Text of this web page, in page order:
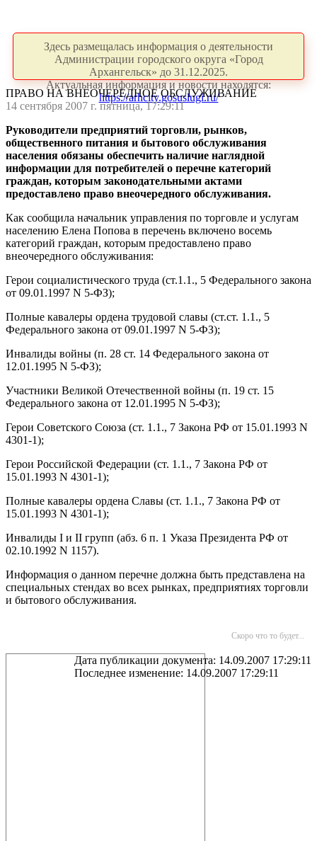
Здесь размещалась информация о деятельности
Администрации городского округа «Город
Архангельск» до 31.12.2025.
Актуальная информация и новости находятся:
https://arhcity.gosuslugi.ru/
ПРАВО НА ВНЕОЧЕРЕДНОЕ ОБСЛУЖИВАНИЕ
14 сентября 2007 г. пятница, 17:29:11
Руководители предприятий торговли, рынков,
общественного питания и бытового обслуживания
населения обязаны обеспечить наличие наглядной
информации для потребителей о перечне категорий
граждан, которым законодательными актами
предоставлено право внеочередного обслуживания.
Как сообщила начальник управления по торговле и услугам
населению Елена Попова в перечень включено восемь
категорий граждан, которым предоставлено право
внеочередного обслуживания:
Герои социалистического труда (ст.1.1., 5 Федерального закона
от 09.01.1997 N 5-ФЗ);
Полные кавалеры ордена трудовой славы (ст.ст. 1.1., 5
Федерального закона от 09.01.1997 N 5-ФЗ);
Инвалиды войны (п. 28 ст. 14 Федерального закона от
12.01.1995 N 5-ФЗ);
Участники Великой Отечественной войны (п. 19 ст. 15
Федерального закона от 12.01.1995 N 5-ФЗ);
Герои Советского Союза (ст. 1.1., 7 Закона РФ от 15.01.1993 N
4301-1);
Герои Российской Федерации (ст. 1.1., 7 Закона РФ от
15.01.1993 N 4301-1);
Полные кавалеры ордена Славы (ст. 1.1., 7 Закона РФ от
15.01.1993 N 4301-1);
Инвалиды I и II групп (абз. 6 п. 1 Указа Президента РФ от
02.10.1992 N 1157).
Информация о данном перечне должна быть представлена на
специальных стендах во всех рынках, предприятиях торговли
и бытового обслуживания.
Скоро что то будет...
Дата публикации документа: 14.09.2007 17:29:11
Последнее изменение: 14.09.2007 17:29:11